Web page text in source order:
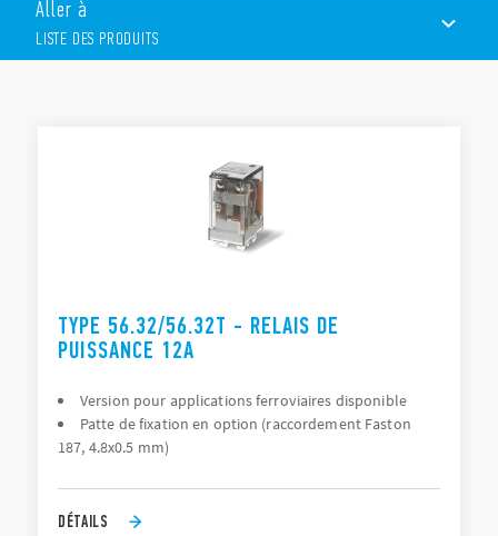
Montage sur circuit imprimé ou embrochable sur support
Fixation avec connexions Faston 187
Disponible avec bouton test verrouillable, indicateur
Aller à
LISTE DES PRODUITS
TYPE 56.32/56.32T - RELAIS DE
PUISSANCE 12A
Version pour applications ferroviaires disponible
Patte de fixation en option (raccordement Faston
187, 4.8x0.5 mm)
DÉTAILS